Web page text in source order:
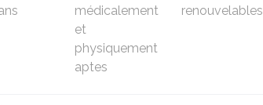
médicalement
et
physiquement
aptes
renouvelables